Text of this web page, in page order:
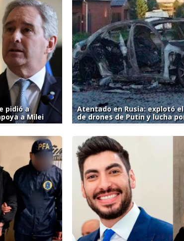
pidió a
a Milei
Atentado en Rusia: explotó
de drones de Putin y lucha